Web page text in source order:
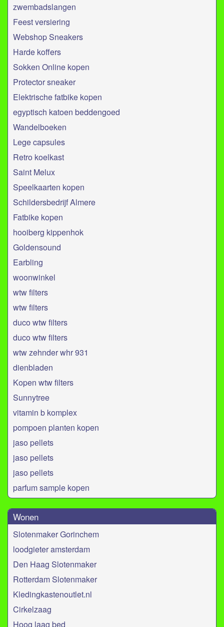
zwembadslangen
Feest versiering
Webshop Sneakers
Harde koffers
Sokken Online kopen
Protector sneaker
Elektrische fatbike kopen
egyptisch katoen beddengoed
Wandelboeken
Lege capsules
Retro koelkast
Saint Melux
Speelkaarten kopen
Schildersbedrijf Almere
Fatbike kopen
hooiberg kippenhok
Goldensound
Earbling
woonwinkel
wtw filters
wtw filters
duco wtw filters
duco wtw filters
wtw zehnder whr 931
dienbladen
Kopen wtw filters
Sunnytree
vitamin b komplex
pompoen planten kopen
jaso pellets
jaso pellets
jaso pellets
parfum sample kopen
Wonen
Slotenmaker Gorinchem
loodgieter amsterdam
Den Haag Slotenmaker
Rotterdam Slotenmaker
Kledingkastenoutlet.nl
Cirkelzaag
Hoog laag bed